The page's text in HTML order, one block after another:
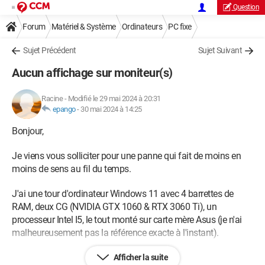
Question
Forum Matériel & Système Ordinateurs PC fixe
Sujet Précédent Sujet Suivant
Aucun affichage sur moniteur(s)
Racine- Modifié le 29 mai 2024 à 20:31
epango- 30 mai 2024 à 14:25
Bonjour,
Je viens vous solliciter pour une panne qui fait de moins en
moins de sens au fil du temps.
J'ai une tour d'ordinateur Windows 11 avec 4 barrettes de
RAM, deux CG (NVIDIA GTX 1060 & RTX 3060 Ti), un
processeur Intel I5, le tout monté sur carte mère Asus (je n'ai
malheureusement pas la référence exacte à l'instant).
Le problème de base : le pc s'allume normalement, le moniteur
Afficher la suite